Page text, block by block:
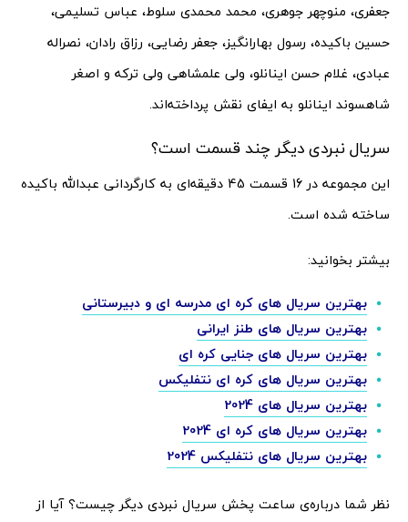
جعفری، منوچهر جوهری، محمد محمدی سلوط، عباس تسلیمی،
حسین باکیده، رسول بهارانگیز، جعفر رضایی، رزاق رادان، نصراله
عبادی، غلام حسن اینانلو، ولی علمشاهی ولی ترکه و اصغر
شاهسوند اینانلو به ایفای نقش پرداخته‌اند.
سریال نبردی دیگر چند قسمت است؟
این مجموعه در 16 قسمت 45 دقیقه‌ای به کارگردانی عبدالله باکیده
ساخته شده است.
بیشتر بخوانید:
بهترین سریال های کره ای مدرسه ای و دبیرستانی
بهترین سریال های طنز ایرانی
بهترین سریال های جنایی کره ای
بهترین سریال های کره ای نتفلیکس
بهترین سریال های 2024
بهترین سریال های کره ای 2024
بهترین سریال های نتفلیکس 2024
نظر شما درباره‌ی ساعت پخش سریال نبردی دیگر چیست؟ آیا از